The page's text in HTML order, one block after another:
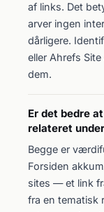
af links. Det
arver ingen
dårligere.
eller Ahrefs
dem.
Er det bedre
relateret
Begge er
Forsiden
sites — et link
fra en tematisk